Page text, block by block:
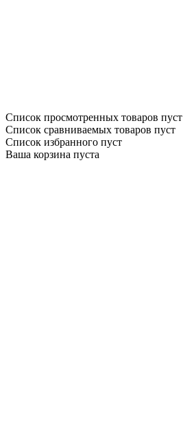
Список просмотренных товаров пуст
Список сравниваемых товаров пуст
Список избранного пуст
Ваша корзина пуста